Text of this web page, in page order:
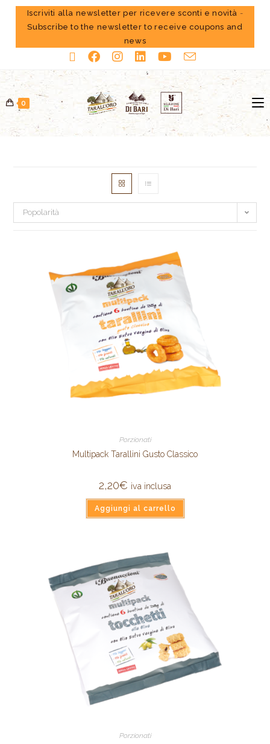
Iscriviti alla newsletter per ricevere sconti e novità -
Subscribe to the newsletter to receive coupons and
news
0
Popolarità
Porzionati
Multipack Tarallini Gusto Classico
2,20€ iva inclusa
Aggiungi al carrello
Porzionati